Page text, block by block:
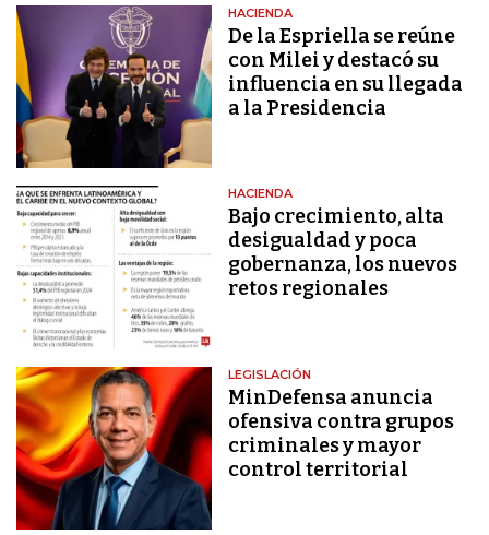
HACIENDA
De la Espriella se reúne
con Milei y destacó su
influencia en su llegada
a la Presidencia
HACIENDA
Bajo crecimiento, alta
desigualdad y poca
gobernanza, los nuevos
retos regionales
LEGISLACIÓN
MinDefensa anuncia
ofensiva contra grupos
criminales y mayor
control territorial